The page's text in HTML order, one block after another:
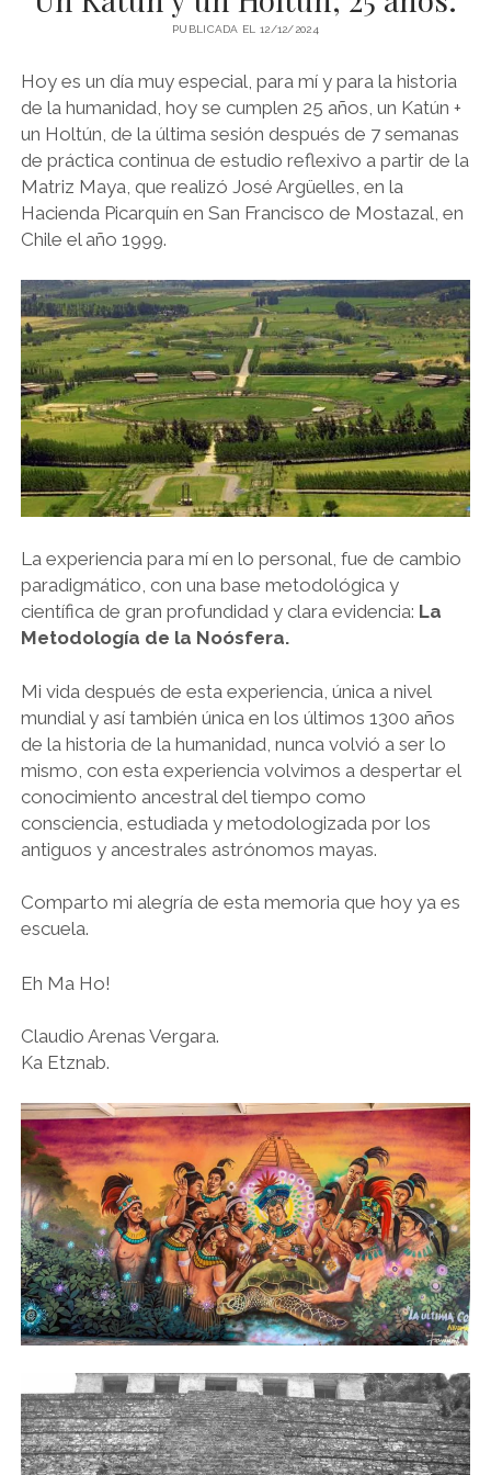
PSICOZOICA EDITORES
PUBLICADA EL 12/12/2024
Hoy es un día muy especial, para mí y para la historia
de la humanidad, hoy se cumplen 25 años, un Katún +
un Holtún, de la última sesión después de 7 semanas
de práctica continua de estudio reflexivo a partir de la
Matriz Maya, que realizó José Argüelles, en la
Hacienda Picarquín en San Francisco de Mostazal, en
Chile el año 1999.
La experiencia para mí en lo personal, fue de cambio
paradigmático, con una base metodológica y
científica de gran profundidad y clara evidencia: La
Metodología de la Noósfera.
Mi vida después de esta experiencia, única a nivel
mundial y así también única en los últimos 1300 años
de la historia de la humanidad, nunca volvió a ser lo
mismo, con esta experiencia volvimos a despertar el
conocimiento ancestral del tiempo como
consciencia, estudiada y metodologizada por los
antiguos y ancestrales astrónomos mayas.
Comparto mi alegría de esta memoria que hoy ya es
escuela.
Eh Ma Ho!
Claudio Arenas Vergara.
Ka Etznab.